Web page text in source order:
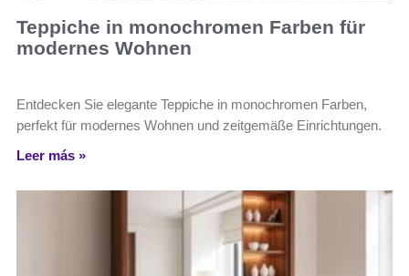
Teppiche in monochromen Farben für
modernes Wohnen
Entdecken Sie elegante Teppiche in monochromen Farben,
perfekt für modernes Wohnen und zeitgemäße Einrichtungen.
Leer más »